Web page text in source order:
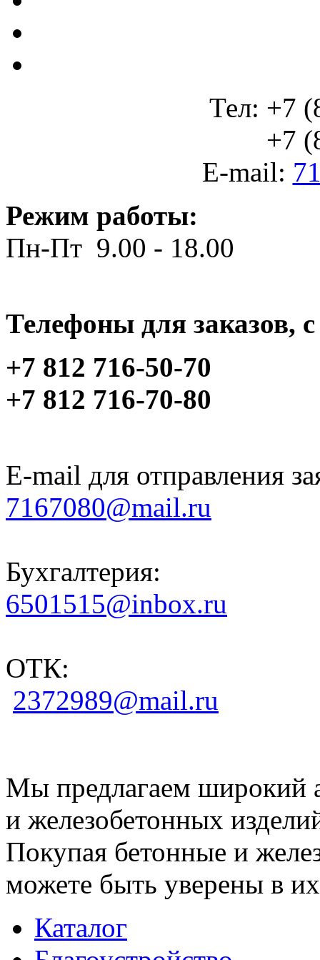
Тел: +7
+7
E-mail:
Режим работы:
Пн-Пт 9.00 - 18.00
Телефоны для заказов,
+7 812 716-50-70
+7 812 716-70-80
E-mail для отправления
7167080@mail.ru
Бухгалтерия:
6501515@inbox.ru
ОТК:
2372989@mail.ru
Мы предлагаем широкий
и железобетонных
Покупая бетонные и
можете быть уверены в их
Каталог